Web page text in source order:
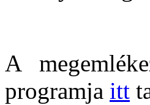
A
programja itt